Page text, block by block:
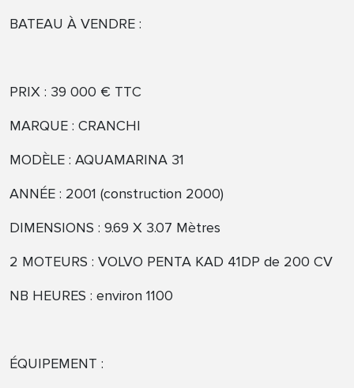
BATEAU À VENDRE :
PRIX : 39 000 € TTC
MARQUE : CRANCHI
MODÈLE : AQUAMARINA 31
ANNÉE : 2001 (construction 2000)
DIMENSIONS : 9.69 X 3.07 Mètres
2 MOTEURS : VOLVO PENTA KAD 41DP de 200 CV
NB HEURES : environ 1100
ÉQUIPEMENT :